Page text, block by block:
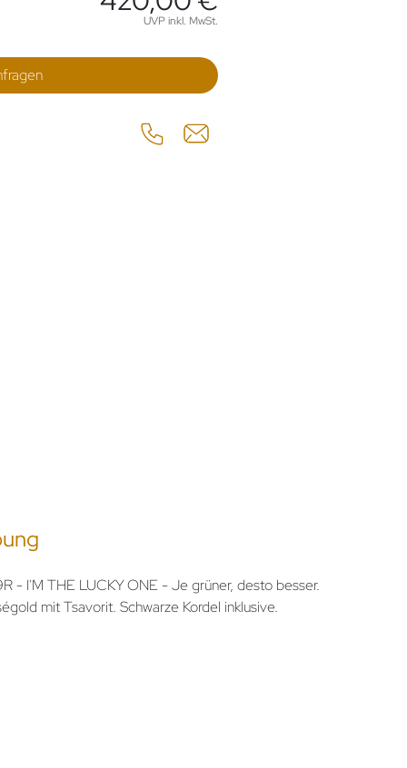
UVP inkl. MwSt.
- I'M THE LUCKY ONE - Je grüner, desto besser.
mit Tsavorit. Schwarze Kordel inklusive.